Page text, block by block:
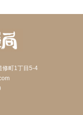
修町1丁目5-4